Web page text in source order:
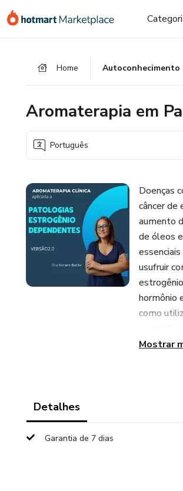
para
para
para
Home
Aromaterapia em
Português
Doenças
câncer de
aumento
de óleos
usufruir
hormônio
como
mentorias
Mostrar
Detalhes
Garantia de 7 dias